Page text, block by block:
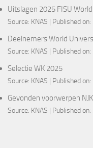
Uitslagen 2025 FISU
Source: KNAS Published
Deelnemers World
Source: KNAS Published
Selectie WK 2025
Source: KNAS Published
Gevonden voorwerpen NJK
Source: KNAS Published